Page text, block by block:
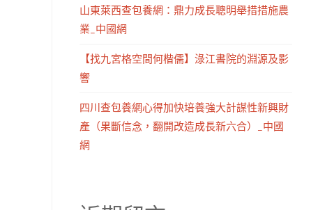
山東萊西查包養網：鼎力成長聰明舉措措施農
業_中國網
【找九宮格空間何楷儒】淥江書院的淵源及影
響
四川查包養網心得加快培養強大計謀性新興財
產（果斷信念，翻開改造成長新六合）_中國
網